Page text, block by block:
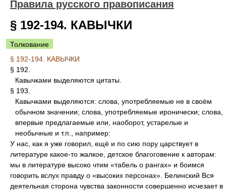
Правила русского правописания
§ 192-194. КАВЫЧКИ
Толкование
§ 192-194. КАВЫЧКИ
§ 192.
Кавычками выделяются цитаты.
§ 193.
Кавычками выделяются: слова, употребляемые не в своём
обычном значении; слова, употребляемые иронически; слова,
впервые предлагаемые или, наоборот, устарелые и
необычные и т.п., например:
У нас, как я уже говорил, ещё и по сию пору царствует в
литературе какое-то жалкое, детское благоговение к авторам:
мы в литературе высоко чтим «табель о рангах» и боимся
говорить вслух правду о «высоких персонах». Белинский Вся
деятельная сторона чувства законности совершенно исчезает в